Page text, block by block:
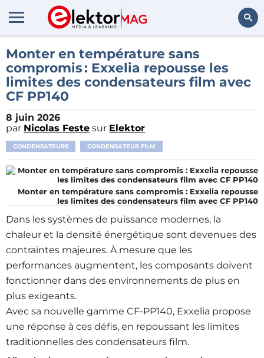
Monter en température sans
compromis : Exxelia repousse les
limites des condensateurs film avec
CF PP140
8 juin 2026
par Nicolas Feste sur Elektor
CONDENSATEURS CONDENSATEUR FILM
Monter en température sans compromis : Exxelia repousse
les limites des condensateurs film avec CF PP140
Dans les systèmes de puissance modernes, la
chaleur et la densité énergétique sont devenues des
contraintes majeures. À mesure que les
performances augmentent, les composants doivent
fonctionner dans des environnements de plus en
plus exigeants.
Avec sa nouvelle gamme CF‑PP140, Exxelia propose
une réponse à ces défis, en repoussant les limites
traditionnelles des condensateurs film.